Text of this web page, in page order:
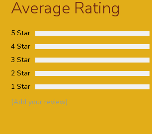
Average Rating
5 Star
4 Star
3 Star
2 Star
1 Star
(Add your review)